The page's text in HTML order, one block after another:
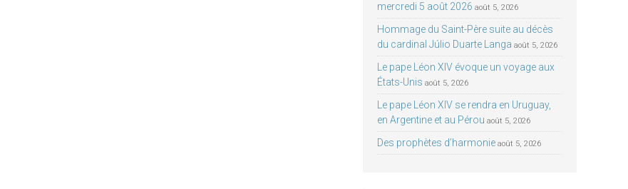
mercredi 5 août 2026 août 5, 2026
Hommage du Saint-Père suite au décès
du cardinal Júlio Duarte Langa août 5, 2026
Le pape Léon XIV évoque un voyage aux
États-Unis août 5, 2026
Le pape Léon XIV se rendra en Uruguay,
en Argentine et au Pérou août 5, 2026
Des prophètes d’harmonie août 5, 2026